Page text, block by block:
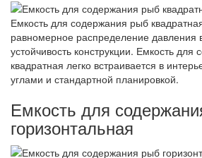
Емкость для содержания рыб
равномерное распределение
устойчивость конструкции. Емкость
квадратная легко встраивается в
углами и стандартной планировкой.
Емкость для
горизонтальная